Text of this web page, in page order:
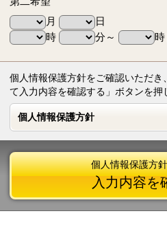
月
日
時
分～ 時
個人情報保護方針をご確認いただき
て入力内容を確認する」ボタンを押
個人情報保護方針
個人情報保護方針
個人情報保護方
入力内容を